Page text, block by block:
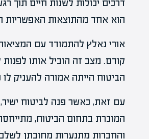
דרכים יכולות לשנות חיים תוך
הוא אחד מהתוצאות האפשריות
אורי נאלץ להתמודד עם
קודם. מצב זה הוביל אותו
הביטוח הייתה אמורה להעניק
עם זאת, כאשר פנה לביטוח
המוכרת בתחום הביטוח,
והחברות מתנערות מחובתן